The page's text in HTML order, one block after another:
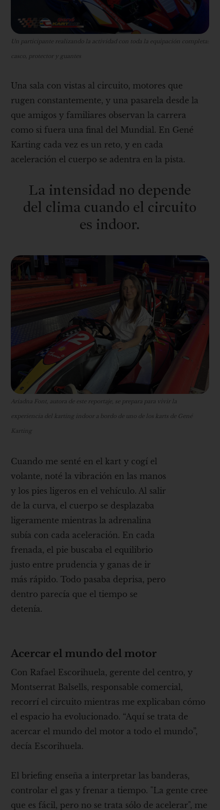
Un participante realizando la actividad con toda la equipación completa:
casco, protector y guantes
Una sala con vistas al circuito, motores que
rugen constantemente, y una pasarela desde la
que amigos y familiares observan la carrera
como si fuera una final del Mundial. En Gené
Karting cada vez es un reto, y en cada
aceleración el cuerpo se adentra en la pista.
La intensidad no depende
del clima cuando el circuito
es indoor.
Cuando me senté en el kart y cogí el
volante, noté la vibración en las manos
y los pies ligeros en el vehículo. Al salir
de la curva, el cuerpo se desplazaba
ligeramente mientras la adrenalina
subía con cada aceleración. En cada
frenada, el pie buscaba el equilibrio
justo entre prudencia y ganas de ir
más rápido. Todo pasaba deprisa, pero
dentro parecía que el tiempo se
detenía.
Ariadna Font, autora de este reportaje, se prepara para vivir la
experiencia del karting indoor a bordo de uno de los karts de Gené
Karting
Acercar el mundo del motor
Con Rafael Escorihuela, gerente del centro, y
Montserrat Balsells, responsable comercial,
recorrí el circuito mientras me explicaban cómo
el espacio ha evolucionado. “Aquí se trata de
acercar el mundo del motor a todo el mundo”,
decía Escorihuela.
El briefing enseña a interpretar las banderas,
controlar el gas y frenar a tiempo. "La gente cree
que es fácil, pero no se trata sólo de acelerar", me